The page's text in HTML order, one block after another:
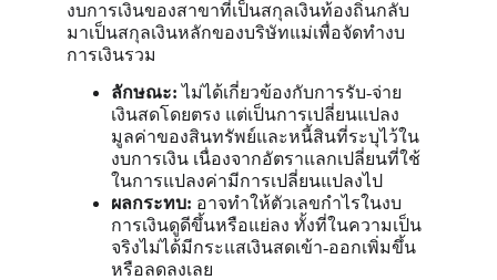
งบการเงินของสาขาที่เป็นสกุลเงินท้องถิ่นกลับ
มาเป็นสกุลเงินหลักของบริษัทแม่เพื่อจัดทำงบ
การเงินรวม
ลักษณะ: ไม่ได้เกี่ยวข้องกับการรับ-จ่าย
เงินสดโดยตรง แต่เป็นการเปลี่ยนแปลง
มูลค่าของสินทรัพย์และหนี้สินที่ระบุไว้ใน
งบการเงิน เนื่องจากอัตราแลกเปลี่ยนที่ใช้
ในการแปลงค่ามีการเปลี่ยนแปลงไป
ผลกระทบ: อาจทำให้ตัวเลขกำไรในงบ
การเงินดูดีขึ้นหรือแย่ลง ทั้งที่ในความเป็น
จริงไม่ได้มีกระแสเงินสดเข้า-ออกเพิ่มขึ้น
หรือลดลงเลย